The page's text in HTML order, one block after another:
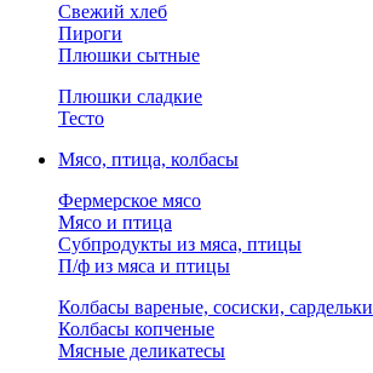
Свежий хлеб
Пироги
Плюшки сытные
Плюшки сладкие
Тесто
Мясо, птица, колбасы
Фермерское мясо
Мясо и птица
Субпродукты из мяса, птицы
П/ф из мяса и птицы
Колбасы вареные, сосиски, сардельки
Колбасы копченые
Мясные деликатесы